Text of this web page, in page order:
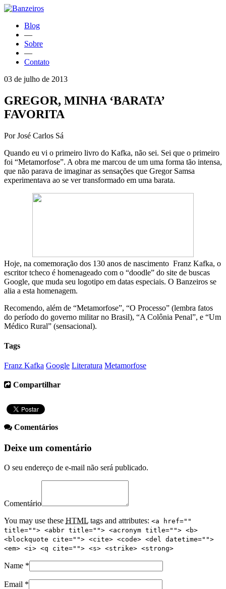
Blog
—
Sobre
—
Contato
03 de julho de 2013
GREGOR, MINHA ‘BARATA’
FAVORITA
Por José Carlos Sá
Quando eu vi o primeiro livro do Kafka, não sei. Sei que o primeiro
foi “Metamorfose”. A obra me marcou de um uma forma tão intensa,
que não parava de imaginar as sensações que Gregor Samsa
experimentava ao se ver transformado em uma barata.
Hoje, na comemoração dos 130 anos de nascimento Franz Kafka, o
escritor tcheco é homenageado com o “doodle” do site de buscas
Google, que muda seu logotipo em datas especiais. O Banzeiros se
alia a esta homenagem.
Recomendo, além de “Metamorfose”, “O Processo” (lembra fatos
do período do governo militar no Brasil), “A Colônia Penal”, e “Um
Médico Rural” (sensacional).
Tags
Franz Kafka Google Literatura Metamorfose
Compartilhar
Comentários
Deixe um comentário
O seu endereço de e-mail não será publicado.
Comentário
You may use these HTML tags and attributes: <a href=""
title=""> <abbr title=""> <acronym title=""> <b>
<blockquote cite=""> <cite> <code> <del datetime="">
<em> <i> <q cite=""> <s> <strike> <strong>
Name *
Email *